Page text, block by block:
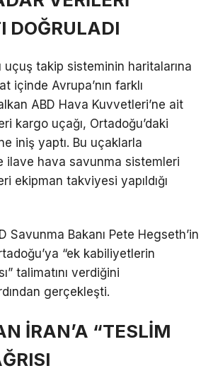
DOĞRULADI
uçuş takip sisteminin haritalarına
içinde Avrupa’nın farklı
ABD Hava Kuvvetleri’ne ait
kargo uçağı, Ortadoğu’daki
iniş yaptı. Bu uçaklarla
ilave hava savunma sistemleri
ekipman takviyesi yapıldığı
Savunma Bakanı Pete Hegseth’in
“ek kabiliyetlerin
talimatını verdiğini
gerçekleşti.
İRAN’A “TESLİM